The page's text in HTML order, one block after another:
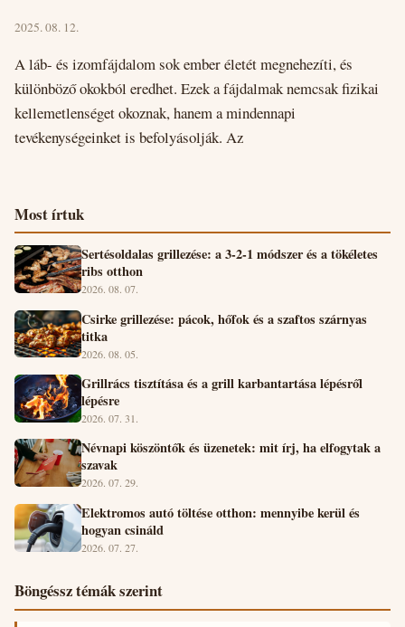
2025. 08. 12.
A láb- és izomfájdalom sok ember életét megnehezíti, és
különböző okokból eredhet. Ezek a fájdalmak nemcsak fizikai
kellemetlenséget okoznak, hanem a mindennapi
tevékenységeinket is befolyásolják. Az
Most írtuk
Sertésoldalas grillezése: a 3-2-1 módszer és a tökéletes
ribs otthon
2026. 08. 07.
Csirke grillezése: pácok, hőfok és a szaftos szárnyas
titka
2026. 08. 05.
Grillrács tisztítása és a grill karbantartása lépésről
lépésre
2026. 07. 31.
Névnapi köszöntők és üzenetek: mit írj, ha elfogytak a
szavak
2026. 07. 29.
Elektromos autó töltése otthon: mennyibe kerül és
hogyan csináld
2026. 07. 27.
Böngéssz témák szerint